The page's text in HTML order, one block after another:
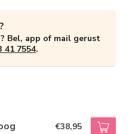
Bel, app of mail gerust
41 7554.
€38,95